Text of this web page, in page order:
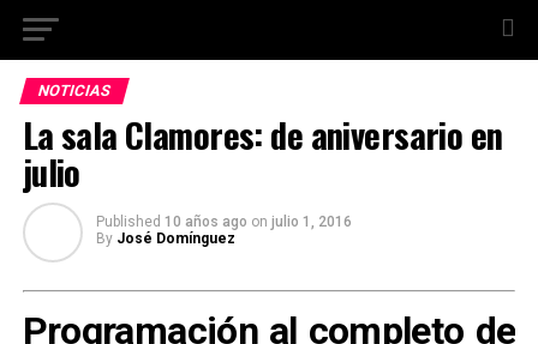
NOTICIAS
La sala Clamores: de aniversario en
julio
Published 10 años ago on julio 1, 2016
By José Domínguez
Programación al completo de